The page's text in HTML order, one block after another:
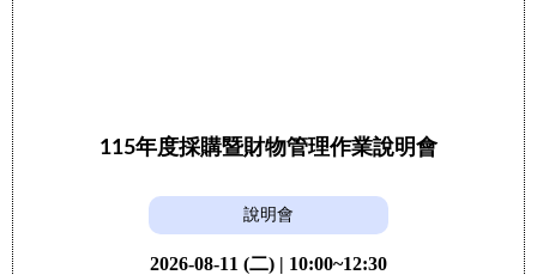
115年度採購暨財物管理作業說明會
說明會
2026-08-11 (二) | 10:00~12:30